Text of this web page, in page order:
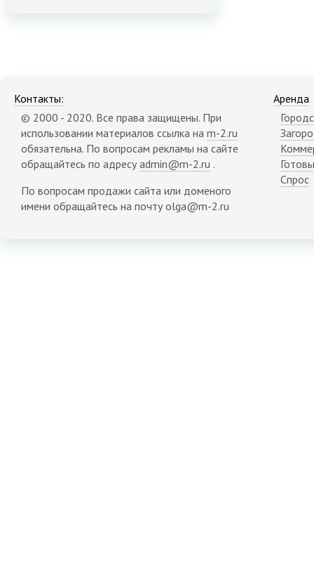
Контакты:
© 2000 - 2020. Все права защищены. При
использовании материалов ссылка на m-2.ru
обязательна. По вопросам рекламы на сайте
обращайтесь по адресу admin@m-2.ru .
По вопросам продажи сайта или доменого
имени обращайтесь на почту olga@m-2.ru
Аренда
Спрос